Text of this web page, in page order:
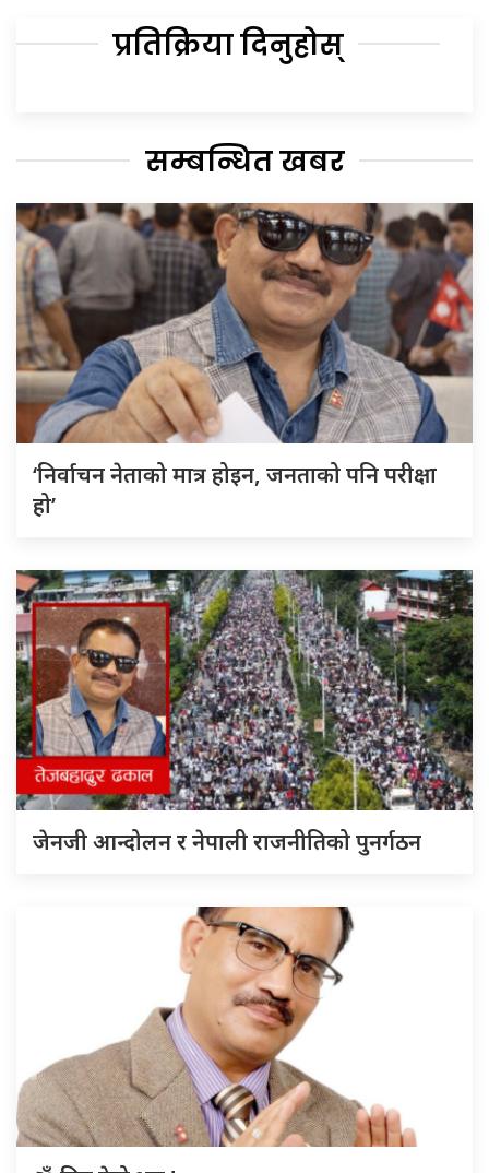
प्रतिक्रिया दिनुहोस्
सम्बन्धित खबर
‘निर्वाचन नेताको मात्र होइन, जनताको पनि परीक्षा
हो’
जेनजी आन्दोलन र नेपाली राजनीतिको पुनर्गठन